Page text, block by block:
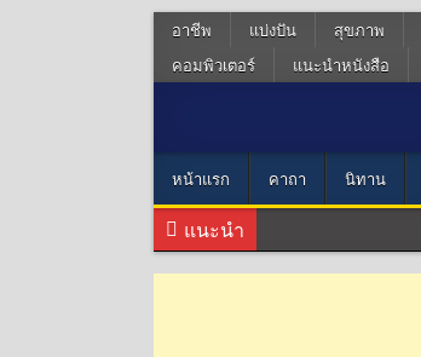
อาชีพ แบ่งปัน สุขภาพ
คอมพิวเตอร์
แนะนำหนังสือ
หน้าแรก คาถา นิทาน
แนะนำ